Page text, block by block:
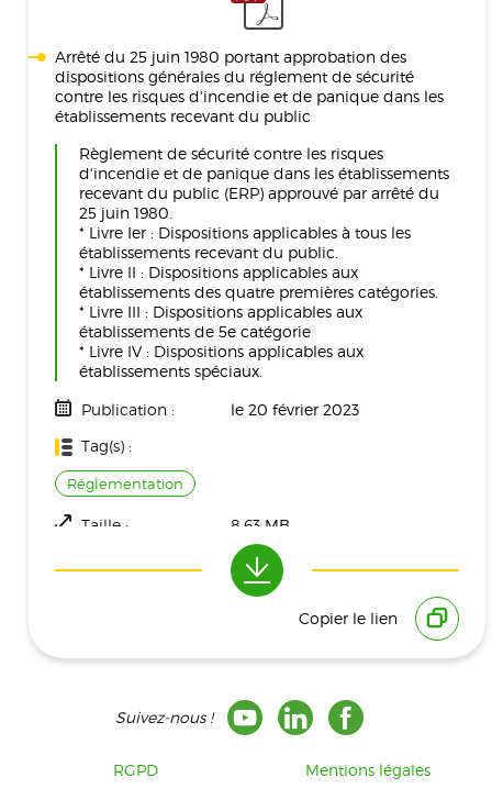
Arrêté du 25 juin 1980 portant approbation des
dispositions générales du réglement de sécurité
contre les risques d'incendie et de panique dans les
établissements recevant du public
Règlement de sécurité contre les risques
d'incendie et de panique dans les établissements
recevant du public (ERP) approuvé par arrêté du
25 juin 1980.
* Livre Ier : Dispositions applicables à tous les
établissements recevant du public.
* Livre II : Dispositions applicables aux
établissements des quatre premières catégories.
* Livre III : Dispositions applicables aux
établissements de 5e catégorie
* Livre IV : Dispositions applicables aux
établissements spéciaux.
Publication :
le 20 février 2023
Tag(s) :
Réglementation
Taille : 8.63 MB
3476
Copier le lien
Suivez-nous !
RGPD
Mentions légales